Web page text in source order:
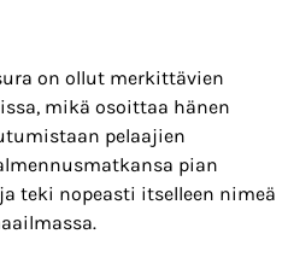
on ollut merkittävien
mikä osoittaa hänen
pelaajien
pian
teki nopeasti itselleen nimeä